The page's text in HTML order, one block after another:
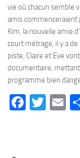
vie où chacun semble
amis commenceraient
Kim, la nouvelle amie
court métrage, il y a de
piste, Claire et Eve
documentaire,
programme bien